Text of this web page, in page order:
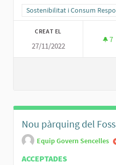
Resultats al filtrar per la
Sostenibilitat i Consum
CREAT EL
27/11/2022
7
Nou pàrquing del
Equip Govern Sencelles
ACCEPTADES